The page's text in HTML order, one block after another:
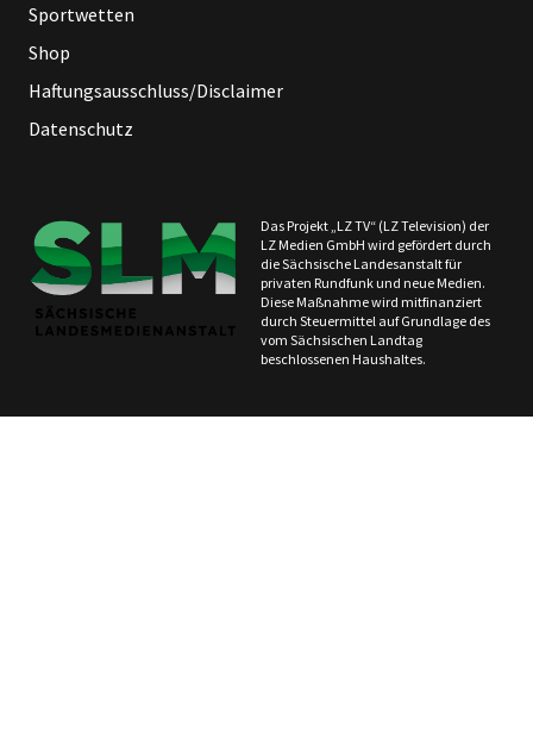
Sportwetten
Shop
Haftungsausschluss/Disclaimer
Datenschutz
Das Projekt „LZ TV“ (LZ Television) der
LZ Medien GmbH wird gefördert durch
die Sächsische Landesanstalt für
privaten Rundfunk und neue Medien.
Diese Maßnahme wird mitfinanziert
durch Steuermittel auf Grundlage des
vom Sächsischen Landtag
beschlossenen Haushaltes.